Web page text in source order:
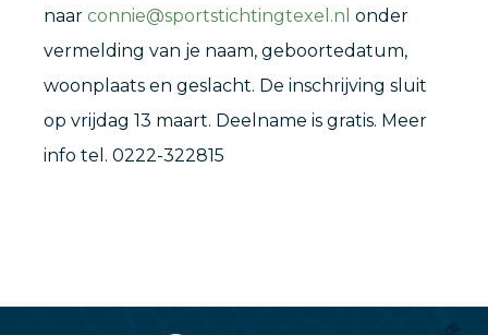
naar connie@sportstichtingtexel.nl onder
vermelding van je naam, geboortedatum,
woonplaats en geslacht. De inschrijving sluit
op vrijdag 13 maart. Deelname is gratis. Meer
info tel. 0222-322815